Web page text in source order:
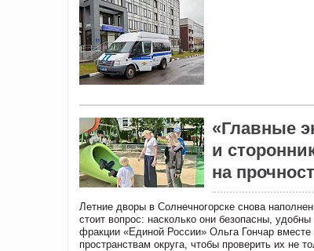
«Главные
и
на
Летние дворы в Солнечногорске снова
стоит вопрос: насколько они безопасны,
фракции «Единой России» Ольга Гончар
пространствам округа, чтобы проверить их не